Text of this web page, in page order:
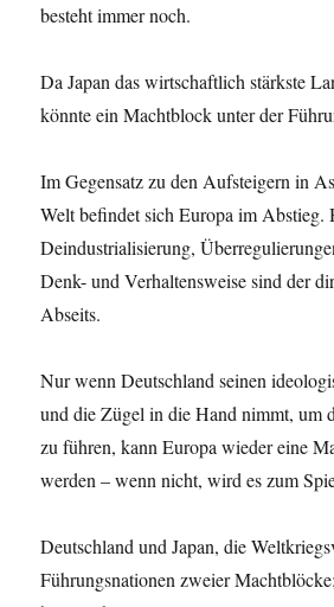
besteht immer noch.
Da Japan das wirtschaftlich stärkste
könnte ein Machtblock unter der
Im Gegensatz zu den Aufsteigern in
Welt befindet sich Europa im Abstieg.
Deindustrialisierung,
Denk- und Verhaltensweise sind der
Abseits.
Nur wenn Deutschland seinen
und die Zügel in die Hand nimmt, um
zu führen, kann Europa wieder eine
werden – wenn nicht, wird es zum
Deutschland und Japan, die
Führungsnationen zweier